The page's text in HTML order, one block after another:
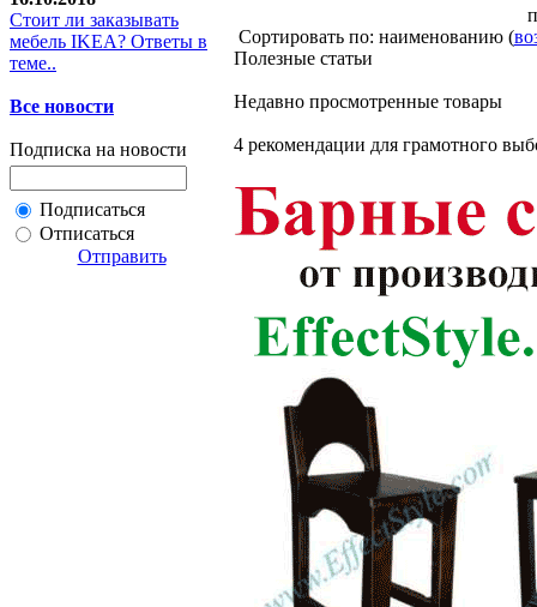
Стoит ли заказывать
мебель IKEA? Ответы в
теме..
Все новости
Подписка на новости
Подписаться
Отписаться
Отправить
Сортировать по: наименованию (
Полезные статьи
Недавно просмотренные товары
4 рекомендации для грамотного